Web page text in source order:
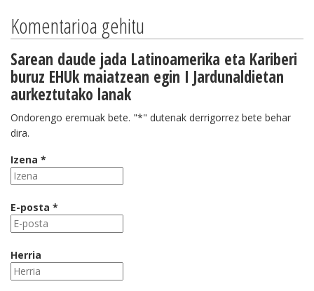
Komentarioa gehitu
Sarean daude jada Latinoamerika eta Kariberi
buruz EHUk maiatzean egin I Jardunaldietan
aurkeztutako lanak
Ondorengo eremuak bete. "*" dutenak derrigorrez bete behar
dira.
Izena *
E-posta *
Herria